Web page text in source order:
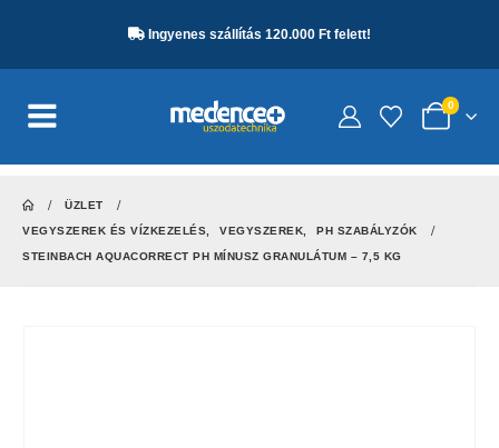
Ingyenes szállítás 120.000 Ft felett!
0
ÜZLET
VEGYSZEREK ÉS VÍZKEZELÉS VEGYSZEREK PH SZABÁLYZÓK
STEINBACH AQUACORRECT PH MÍNUSZ GRANULÁTUM – 7,5 KG